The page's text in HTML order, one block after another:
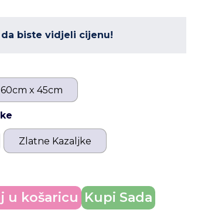
biste vidjeli cijenu!
60cm x 45cm
Zlatne Kazaljke
u košaricu Kupi Sada